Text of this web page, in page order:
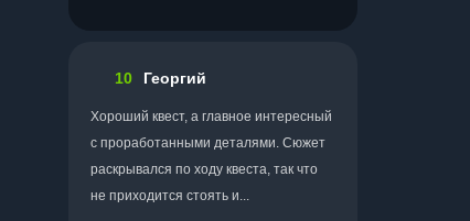
10 Георгий
Хороший квест, а главное интересный
с проработанными деталями. Сюжет
раскрывался по ходу квеста, так что
не приходится стоять и...